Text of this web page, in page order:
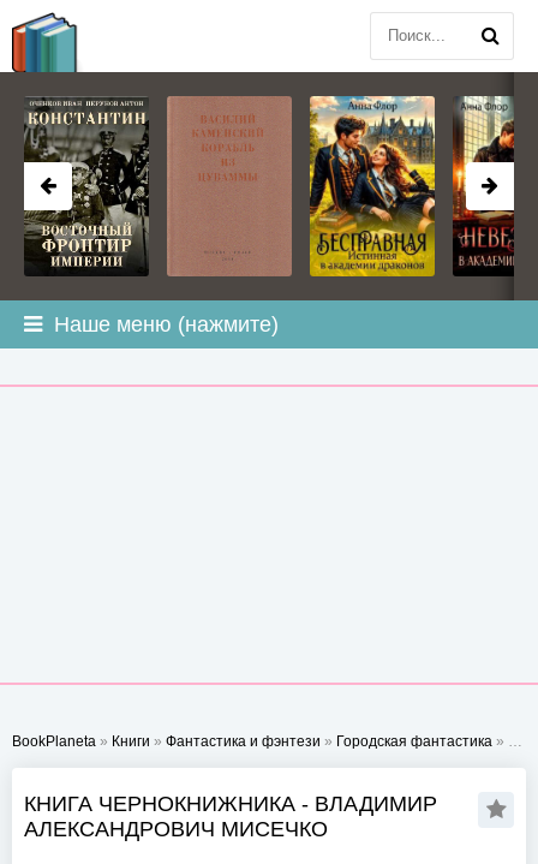
Наше меню (нажмите)
BookPlaneta » Книги » Фантастика и фэнтези » Городская фантастика » Книга чернокнижника - Владимир Александрович Мисечко
КНИГА ЧЕРНОКНИЖНИКА - ВЛАДИМИР
АЛЕКСАНДРОВИЧ МИСЕЧКО
BOOKPLANETA.COM